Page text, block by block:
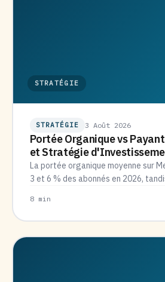
STRATÉGIE
STRATÉGIE 3 Août 2026
Portée Organique vs
et Stratégie
La portée organique moyenne sur
3 et 6 % des abonnés en 2026,
8 min